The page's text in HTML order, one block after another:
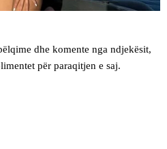
dhe komente nga ndjekësit,
për paraqitjen e saj.